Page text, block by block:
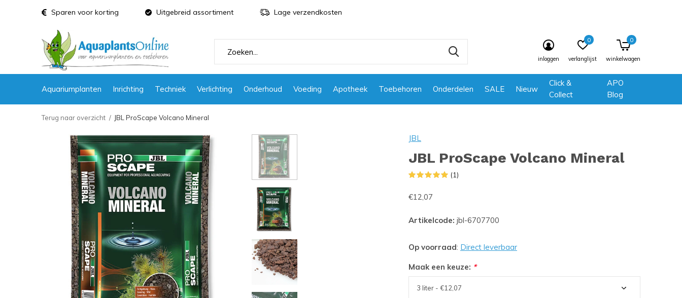
Aquariumplanten Inrichting Techniek Verlichting Onderhoud Voeding Apotheek Toebehoren Onderdelen SALE Nieuw
Click &
Collect
APO
Blog
inloggen verlanglijst
0
winkelwagen
0
Sparen voor korting Uitgebreid assortiment Lage verzendkosten
Terug naar overzicht JBL ProScape Volcano Mineral
JBL
JBL ProScape Volcano Mineral
(1)
€12,07
Artikelcode: jbl-6707700
Op voorraad: Direct leverbaar
Maak een keuze: *